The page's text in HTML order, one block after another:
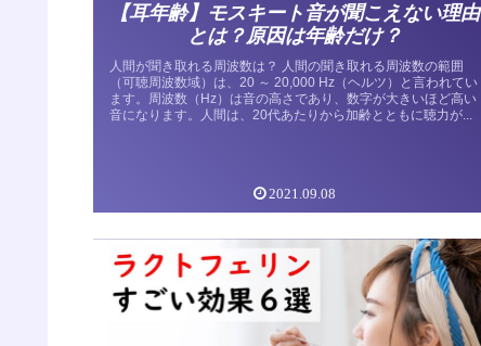
【耳年齢】モスキート音が聞こえない理由
とは？原因は年齢だけ？
人間が聞き取れる周波数は？ 人間の聞き取れる周波数の範囲
（可聴周波数域）は、20 ～ 20,000 Hz（ヘルツ）と言われてい
ます。周波数（Hz）は音の高さであり、数字が大きいほど高い
音になります。人間は、20代あたりから加齢とともに聴力が...
2021.09.08